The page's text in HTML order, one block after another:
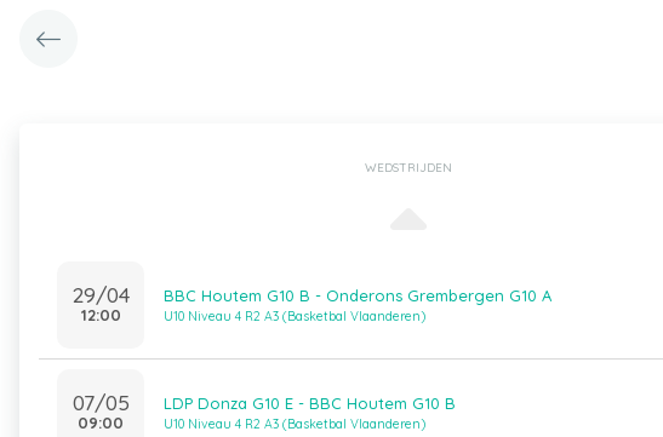
WEDSTRIJDEN
29/04
12:00
BBC Houtem G10 B - Onderons Grembergen G10 A
U10 Niveau 4 R2 A3 (Basketbal Vlaanderen)
07/05
09:00
LDP Donza G10 E - BBC Houtem G10 B
U10 Niveau 4 R2 A3 (Basketbal Vlaanderen)